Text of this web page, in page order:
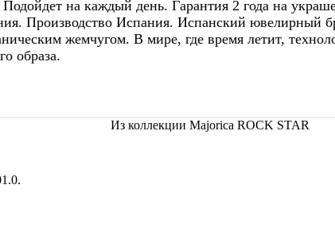
Подойдет на каждый день. Гарантия 2 года на
Производство Испания. Испанский ювелирный
жемчугом. В мире, где время летит,
образа.
Из коллекции Majorica ROCK STAR